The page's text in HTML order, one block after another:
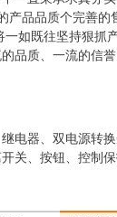
品质个完善的
如既往坚持狠抓
品质、一流的信
电器、双电源转
关、按钮、控制